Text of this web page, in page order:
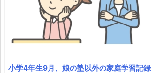
小学4年生9月、娘の塾以外の家庭学習記録